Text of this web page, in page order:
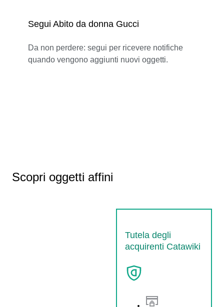
Segui Abito da donna Gucci
Da non perdere: segui per ricevere notifiche
quando vengono aggiunti nuovi oggetti.
Scopri oggetti affini
Tutela degli
acquirenti Catawiki